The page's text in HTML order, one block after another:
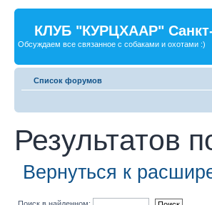
КЛУБ "КУРЦХААР"
Обсуждаем все связанное с собаками и охотами :)
Список форумов
Результатов
Вернуться к